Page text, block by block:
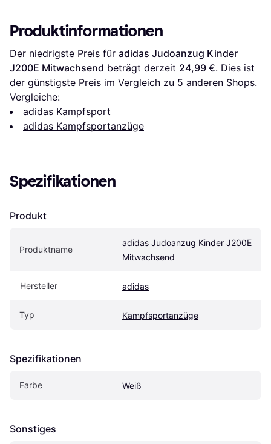
Produktinformationen
Der niedrigste Preis für adidas Judoanzug Kinder
J200E Mitwachsend beträgt derzeit 24,99 €. Dies ist
der günstigste Preis im Vergleich zu 5 anderen Shops.
Vergleiche:
adidas Kampfsport
adidas Kampfsportanzüge
Spezifikationen
Produkt
Produktname
adidas Judoanzug Kinder J200E
Mitwachsend
Hersteller adidas
Typ Kampfsportanzüge
Spezifikationen
Farbe Weiß
Sonstiges